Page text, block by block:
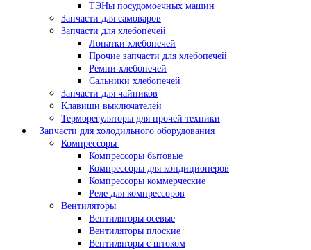
ТЭНы посудомоечных машин
Запчасти для самоваров
Запчасти для хлебопечей
Лопатки хлебопечей
Прочие запчасти для хлебопечей
Ремни хлебопечей
Сальники хлебопечей
Запчасти для чайников
Клавиши выключателей
Терморегуляторы для прочей техники
Запчасти для холодильного оборудования
Компрессоры
Компрессоры бытовые
Компрессоры для кондиционеров
Компрессоры коммерческие
Реле для компрессоров
Вентиляторы
Вентиляторы осевые
Вентиляторы плоские
Вентиляторы с штоком